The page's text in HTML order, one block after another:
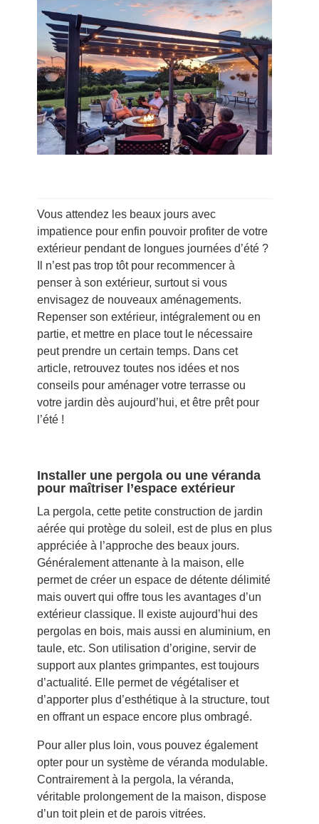
Vous attendez les beaux jours avec
impatience pour enfin pouvoir profiter de votre
extérieur pendant de longues journées d’été ?
Il n’est pas trop tôt pour recommencer à
penser à son extérieur, surtout si vous
envisagez de nouveaux aménagements.
Repenser son extérieur, intégralement ou en
partie, et mettre en place tout le nécessaire
peut prendre un certain temps. Dans cet
article, retrouvez toutes nos idées et nos
conseils pour aménager votre terrasse ou
votre jardin dès aujourd’hui, et être prêt pour
l’été !
Installer une pergola ou une véranda
pour maîtriser l’espace extérieur
La pergola, cette petite construction de jardin
aérée qui protège du soleil, est de plus en plus
appréciée à l’approche des beaux jours.
Généralement attenante à la maison, elle
permet de créer un espace de détente délimité
mais ouvert qui offre tous les avantages d’un
extérieur classique. Il existe aujourd’hui des
pergolas en bois, mais aussi en aluminium, en
taule, etc. Son utilisation d’origine, servir de
support aux plantes grimpantes, est toujours
d’actualité. Elle permet de végétaliser et
d’apporter plus d’esthétique à la structure, tout
en offrant un espace encore plus ombragé.
Pour aller plus loin, vous pouvez également
opter pour un système de véranda modulable.
Contrairement à la pergola, la véranda,
véritable prolongement de la maison, dispose
d’un toit plein et de parois vitrées.